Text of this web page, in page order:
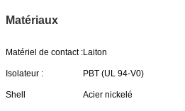
Matériaux
Matériel de contact :Laiton
Isolateur : PBT (UL 94-V0)
Shell Acier nickelé